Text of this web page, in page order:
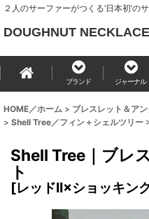
２人のサーファーがつくる‘日本初’の
DOUGHNUT NECKLACE
ブランド ジャーナル
HOME／ホーム > ブレスレット＆ア
> Shell Tree／フィン＋シェルツリー
Shell Tree｜ブレ
ト
[レッドII×ショッキン